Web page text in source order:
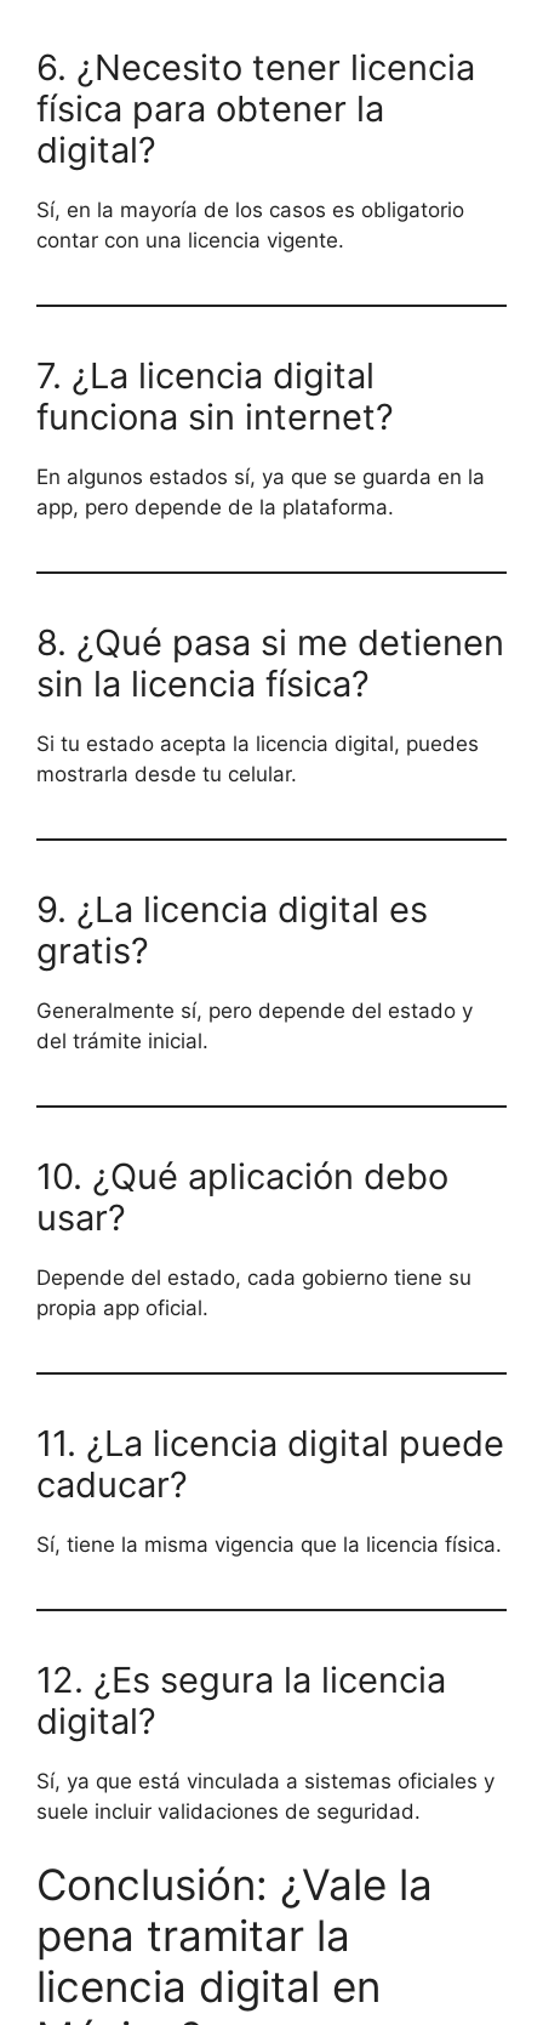
6. ¿Necesito tener licencia
física para obtener la
digital?
Sí, en la mayoría de los casos es obligatorio
contar con una licencia vigente.
7. ¿La licencia digital
funciona sin internet?
En algunos estados sí, ya que se guarda en la
app, pero depende de la plataforma.
8. ¿Qué pasa si me detienen
sin la licencia física?
Si tu estado acepta la licencia digital, puedes
mostrarla desde tu celular.
9. ¿La licencia digital es
gratis?
Generalmente sí, pero depende del estado y
del trámite inicial.
10. ¿Qué aplicación debo
usar?
Depende del estado, cada gobierno tiene su
propia app oficial.
11. ¿La licencia digital puede
caducar?
Sí, tiene la misma vigencia que la licencia física.
12. ¿Es segura la licencia
digital?
Sí, ya que está vinculada a sistemas oficiales y
suele incluir validaciones de seguridad.
Conclusión: ¿Vale la
pena tramitar la
licencia digital en